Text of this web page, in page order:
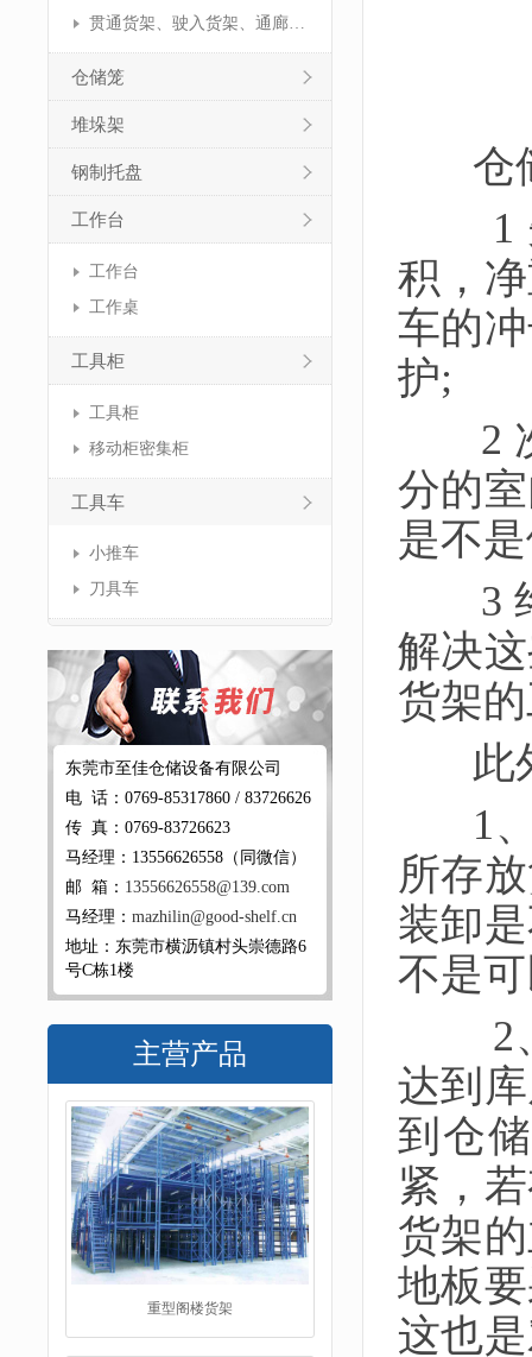
贯通货架、驶入货架、通廊货架
仓储笼
堆垛架
钢制托盘
工作台
工作台
工作桌
工具柜
工具柜
移动柜密集柜
工具车
小推车
刀具车
东莞市至佳仓储设备有限公司
电 话：0769-85317860 / 83726626
传 真：0769-83726623
马经理：13556626558（同微信）
邮 箱： 13556626558@139.com
马经理： mazhilin@good-shelf.cn
地址：东莞市横沥镇村头崇德路6
号C栋1楼
主营产品
重型阁楼货架
仓储
1 先
积，
车的
护;
2 次
分的
是不
3 终
解决
货架
此外
1、
所存
装卸
不是
2、
达到
到仓
紧，
货架
地板
这也